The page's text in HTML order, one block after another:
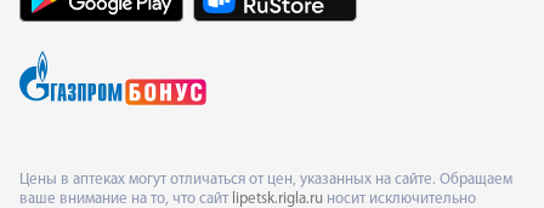
Цены в аптеках могут отличаться от цен, указанных на сайте. Обращаем
ваше внимание на то, что сайт lipetsk.rigla.ru носит исключительно